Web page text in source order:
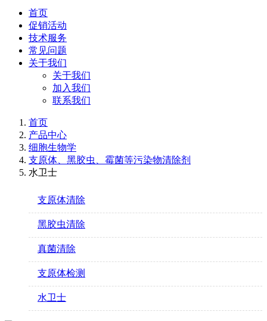
首页
促销活动
技术服务
常见问题
关于我们
关于我们
加入我们
联系我们
首页
产品中心
细胞生物学
支原体、黑胶虫、霉菌等污染物清除剂
水卫士
支原体清除
黑胶虫清除
真菌清除
支原体检测
水卫士